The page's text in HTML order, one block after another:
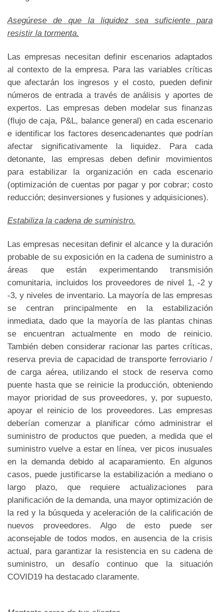
Asegúrese de que la liquidez sea suficiente para
resistir la tormenta.
Las empresas necesitan definir escenarios adaptados
al contexto de la empresa. Para las variables críticas
que afectarán los ingresos y el costo, pueden definir
números de entrada a través de análisis y aportes de
expertos. Las empresas deben modelar sus finanzas
(flujo de caja, P&L, balance general) en cada escenario
e identificar los factores desencadenantes que podrían
afectar significativamente la liquidez. Para cada
detonante, las empresas deben definir movimientos
para estabilizar la organización en cada escenario
(optimización de cuentas por pagar y por cobrar; costo
reducción; desinversiones y fusiones y adquisiciones).
Estabiliza la cadena de suministro.
Las empresas necesitan definir el alcance y la duración
probable de su exposición en la cadena de suministro a
áreas que están experimentando transmisión
comunitaria, incluidos los proveedores de nivel 1, -2 y
-3, y niveles de inventario. La mayoría de las empresas
se centran principalmente en la estabilización
inmediata, dado que la mayoría de las plantas chinas
se encuentran actualmente en modo de reinicio.
También deben considerar racionar las partes críticas,
reserva previa de capacidad de transporte ferroviario /
de carga aérea, utilizando el stock de reserva como
puente hasta que se reinicie la producción, obteniendo
mayor prioridad de sus proveedores, y, por supuesto,
apoyar el reinicio de los proveedores. Las empresas
deberían comenzar a planificar cómo administrar el
suministro de productos que pueden, a medida que el
suministro vuelve a estar en línea, ver picos inusuales
en la demanda debido al acaparamiento. En algunos
casos, puede justificarse la estabilización a mediano o
largo plazo, que requiere actualizaciones para
planificación de la demanda, una mayor optimización de
la red y la búsqueda y aceleración de la calificación de
nuevos proveedores. Algo de esto puede ser
aconsejable de todos modos, en ausencia de la crisis
actual, para garantizar la resistencia en su cadena de
suministro, un desafío continuo que la situación
COVID19 ha destacado claramente.